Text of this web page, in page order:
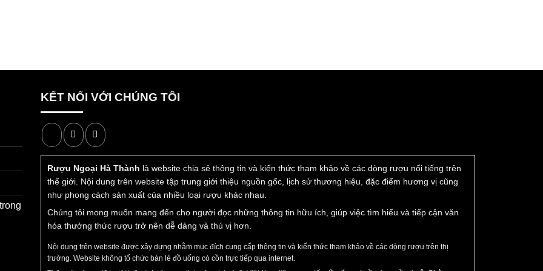
đầy đủ giấy tờ chứng nhận, tem chống giả và mã QR truy xuất nguồn gốc. Dịch vụ giao hàng toàn quốc, thanh
Rượu chuột thuỷ tinh Doha
Rượu Chuột Doha Thuỷ Tinh Royal Rich Brandy XO
Trong Văn Hóa Truyền Thống
KẾT NỐI VỚI CHÚNG TÔI
Rượu Ngoại Hà Thành là website chia sẻ thông tin và kiến thức tham khảo về các dòng rượu nổi tiếng trên
thế giới. Nội dung trên website tập trung giới thiệu nguồn gốc, lịch sử thương hiệu, đặc điểm hương vị cũng
như phong cách sản xuất của nhiều loại rượu khác nhau.
Chúng tôi mong muốn mang đến cho người đọc những thông tin hữu ích, giúp việc tìm hiểu và tiếp cận văn
hóa thưởng thức rượu trở nên dễ dàng và thú vị hơn.
Nội dung trên website được xây dựng nhằm mục đích cung cấp thông tin và kiến thức tham khảo về các dòng rượu trên thị
trường. Website không tổ chức bán lẻ đồ uống có cồn trực tiếp qua internet.